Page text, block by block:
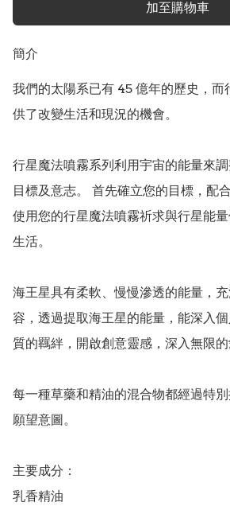
加至購物車
簡介
我們的太陽系已有 45 億年的歷史，而
供了改變生活和現況的機會。
行星魔法噴霧系列利用宇宙的能量來
目標及意志。 首先確立您的目標，配
使用您的行星魔法噴霧祈求與行星能
生活。
海王星具有柔軟、慢慢滲透的能量，
容，透過提取海王星的能量，能深入
質的羈絆，開啟創意靈感，深入無限的
每一種草藥和精油的混合物都經過特
願望意圖。
主要成分：
乳香精油